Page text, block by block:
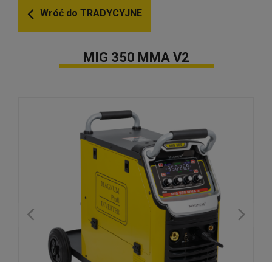
Wróć do TRADYCYJNE
MIG 350 MMA V2